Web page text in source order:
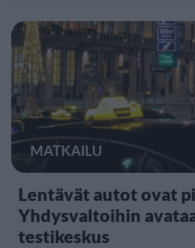
MATKAILU
Lentävät autot ovat
Yhdysvaltoihin
testikeskus